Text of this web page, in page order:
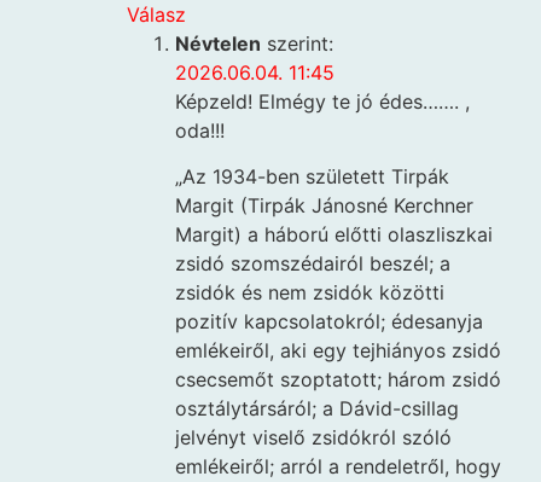
Válasz
Névtelen szerint:
2026.06.04. 11:45
Képzeld! Elmégy te jó édes……. ,
oda!!!
„Az 1934-ben született Tirpák
Margit (Tirpák Jánosné Kerchner
Margit) a háború előtti olaszliszkai
zsidó szomszédairól beszél; a
zsidók és nem zsidók közötti
pozitív kapcsolatokról; édesanyja
emlékeiről, aki egy tejhiányos zsidó
csecsemőt szoptatott; három zsidó
osztálytársáról; a Dávid-csillag
jelvényt viselő zsidókról szóló
emlékeiről; arról a rendeletről, hogy